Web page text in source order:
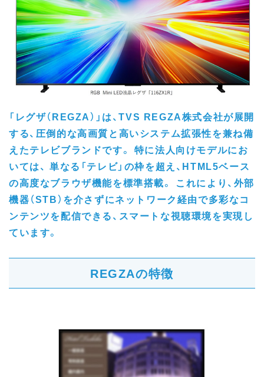
「レグザ（REGZA）」は、TVS REGZA株式会社が展開
する、圧倒的な高画質と高いシステム拡張性を兼ね備
えたテレビブランドです。 特に法人向けモデルにお
いては、 単なる「テレビ」の枠を超え、HTML5ベース
の高度なブラウザ機能を標準搭載。 これにより、外部
機器（STB）を介さずにネットワーク経由で多彩なコ
ンテンツを配信できる、スマートな視聴環境を実現し
ています。
REGZAの特徴